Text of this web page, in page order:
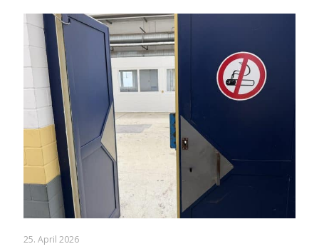
25. April 2026